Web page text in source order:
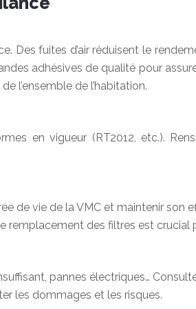
Des fuites d’air réduisent le
adhésives de qualité pour
l’ensemble de l’habitation.
en vigueur (RT2012, etc.).
de vie de la VMC et maintenir
des filtres est crucial
pannes électriques…
les dommages et les risques.